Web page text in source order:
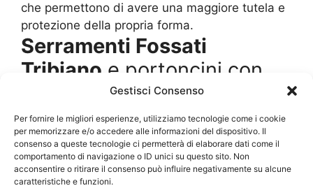
Gestisci Consenso
Per fornire le migliori esperienze, utilizziamo tecnologie come i cookie
per memorizzare e/o accedere alle informazioni del dispositivo. Il
consenso a queste tecnologie ci permetterà di elaborare dati come il
comportamento di navigazione o ID unici su questo sito. Non
acconsentire o ritirare il consenso può influire negativamente su alcune
caratteristiche e funzioni.
che permettono di avere una maggiore tutela e
protezione della propria forma.
Serramenti Fossati
Tribiano e portoncini con
look intramontabili
I design, cioè i disegni usati per impreziosire gli
arredi, ma anche le porte e le finestre, sono
dettati da uno studio particolarmente attento
delle mode e anche allo stile della casa.